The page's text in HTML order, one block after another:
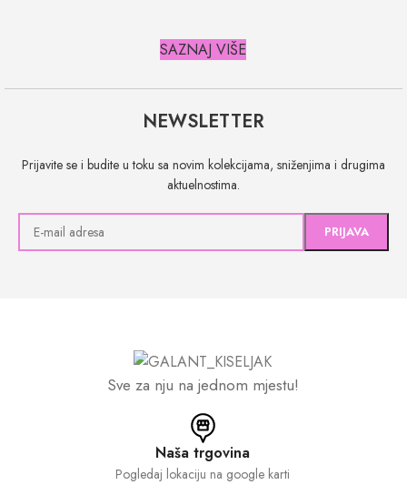
SAZNAJ VIŠE
NEWSLETTER
Prijavite se i budite u toku sa novim kolekcijama, sniženjima i drugima
aktuelnostima.
Sve za nju na jednom mjestu!
Naša trgovina
Pogledaj lokaciju na google karti